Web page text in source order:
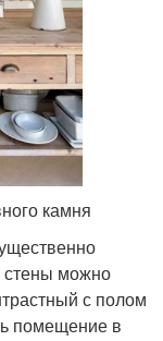
камня
стены можно
с полом
помещение в